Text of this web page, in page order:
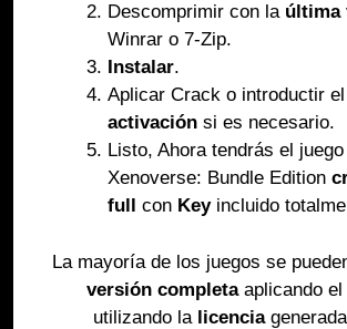
Descomprimir con la última
Winrar o 7-Zip.
Instalar.
Aplicar Crack o introductir el
activación si es necesario.
Listo, Ahora tendrás el juego
Xenoverse: Bundle Edition
full
con Keyincluido
La mayoría de los juegos se
versión completaaplicando el
utilizando la licencia